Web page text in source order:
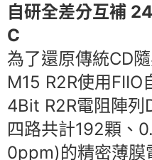
自研全差分互補
C
為了還原傳統CD
M15 R2R使用
4Bit R2R電阻陣列
四路共計192顆、
0ppm)的精密薄膜